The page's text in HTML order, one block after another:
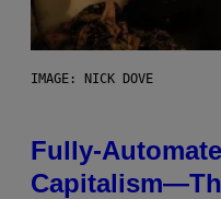
IMAGE: NICK DOVE
Fully-